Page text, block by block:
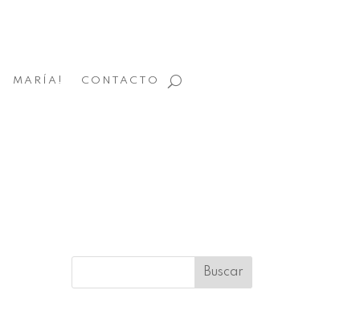
MARÍA! CONTACTO